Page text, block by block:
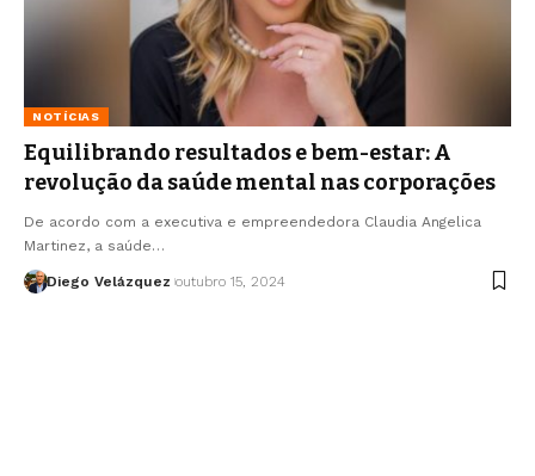
NOTÍCIAS
Equilibrando resultados e bem-estar: A
revolução da saúde mental nas corporações
De acordo com a executiva e empreendedora Claudia Angelica
Martinez, a saúde…
Diego Velázquez outubro 15, 2024